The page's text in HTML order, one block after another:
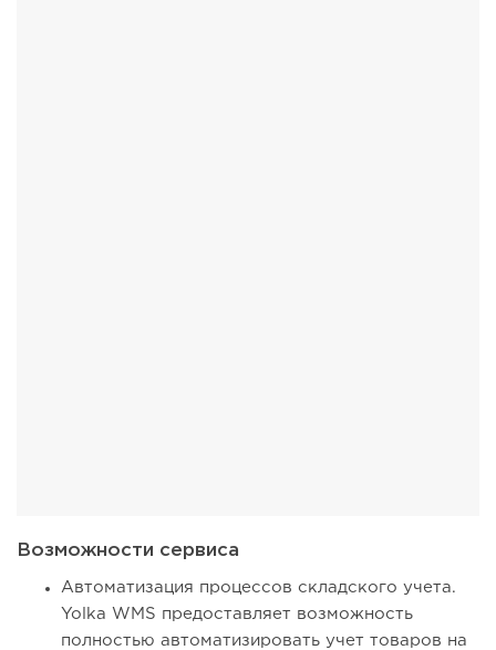
Возможности сервиса
Автоматизация процессов складского учета.
Yolka WMS предоставляет возможность
полностью автоматизировать учет товаров на